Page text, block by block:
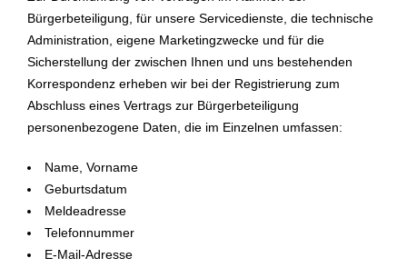
Bürgerbeteiligung, für unsere Servicedienste, die technische
Administration, eigene Marketingzwecke und für die
Sicherstellung der zwischen Ihnen und uns bestehenden
Korrespondenz erheben wir bei der Registrierung zum
Abschluss eines Vertrags zur Bürgerbeteiligung
personenbezogene Daten, die im Einzelnen umfassen:
Name, Vorname
Geburtsdatum
Meldeadresse
Telefonnummer
E-Mail-Adresse